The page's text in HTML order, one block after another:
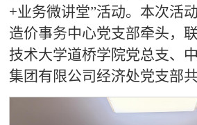
+业务微讲堂”活动。本次活动
造价事务中心党支部牵头，
技术大学道桥学院党总支、
集团有限公司经济处党支部